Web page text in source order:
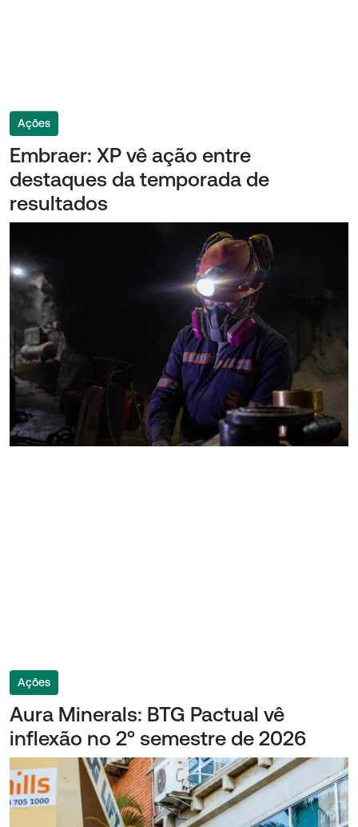
Ações
Embraer: XP vê ação entre
destaques da temporada de
resultados
Ações
Aura Minerals: BTG Pactual vê
inflexão no 2º semestre de 2026